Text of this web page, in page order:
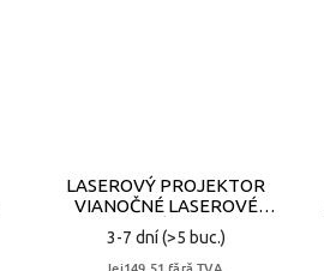
LASEROVÝ PROJEKTOR
VIANOČNÉ LASEROVÉ
BODOVÉ SVETLO
3-7 dní(>5 buc.)